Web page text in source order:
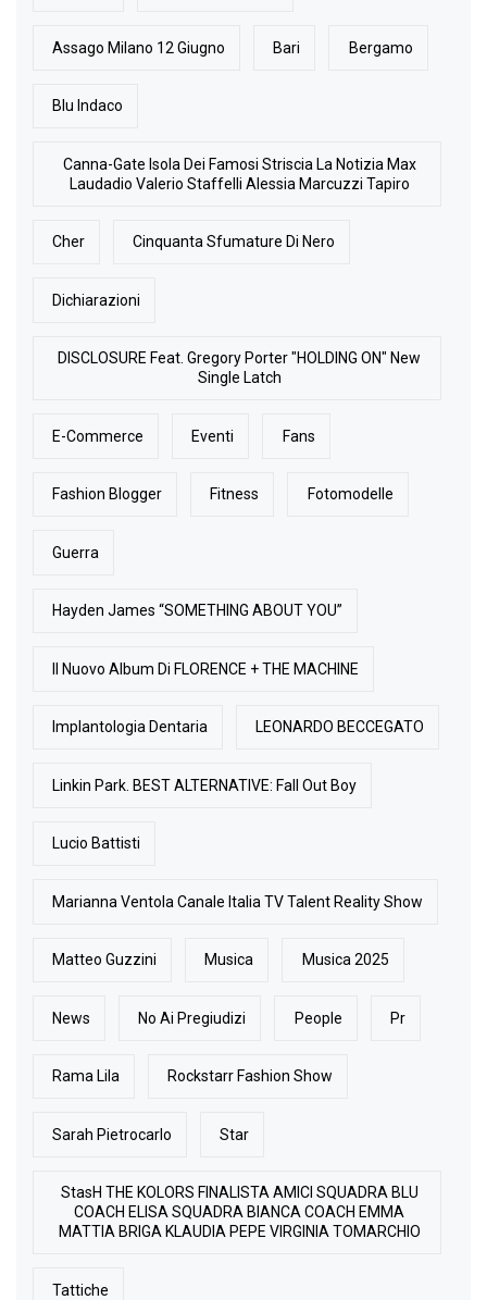
Assago Milano 12 Giugno Bari Bergamo
Blu Indaco
Canna-Gate Isola Dei Famosi Striscia La Notizia Max
Laudadio Valerio Staffelli Alessia Marcuzzi Tapiro
Cher Cinquanta Sfumature Di Nero
Dichiarazioni
DISCLOSURE Feat. Gregory Porter "HOLDING ON" New
Single Latch
E-Commerce Eventi Fans
Fashion Blogger Fitness Fotomodelle
Guerra
Hayden James “SOMETHING ABOUT YOU”
Il Nuovo Album Di FLORENCE + THE MACHINE
Implantologia Dentaria LEONARDO BECCEGATO
Linkin Park. BEST ALTERNATIVE: Fall Out Boy
Lucio Battisti
Marianna Ventola Canale Italia TV Talent Reality Show
Matteo Guzzini Musica Musica 2025
News No Ai Pregiudizi People Pr
Rama Lila Rockstarr Fashion Show
Sarah Pietrocarlo Star
StasH THE KOLORS FINALISTA AMICI SQUADRA BLU
COACH ELISA SQUADRA BIANCA COACH EMMA
MATTIA BRIGA KLAUDIA PEPE VIRGINIA TOMARCHIO
Tattiche